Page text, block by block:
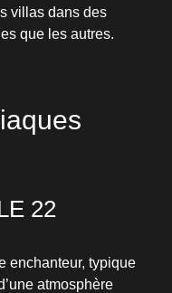
villas dans des
que les autres.
22
enchanteur, typique
atmosphère